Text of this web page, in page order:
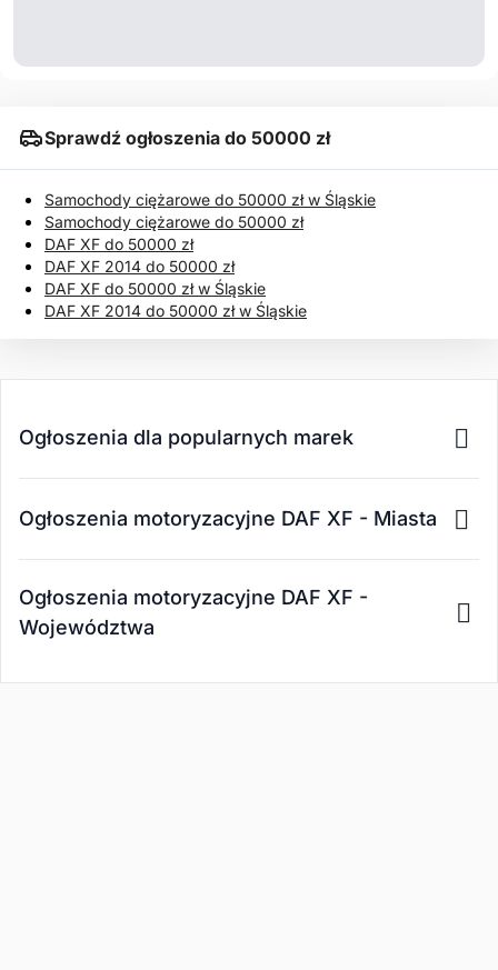
Sprawdź ogłoszenia do 50000 zł
Samochody ciężarowe do 50000 zł w Śląskie
Samochody ciężarowe do 50000 zł
DAF XF do 50000 zł
DAF XF 2014 do 50000 zł
DAF XF do 50000 zł w Śląskie
DAF XF 2014 do 50000 zł w Śląskie
Ogłoszenia dla popularnych marek
Ogłoszenia motoryzacyjne DAF XF - Miasta
Ogłoszenia motoryzacyjne DAF XF -
Województwa